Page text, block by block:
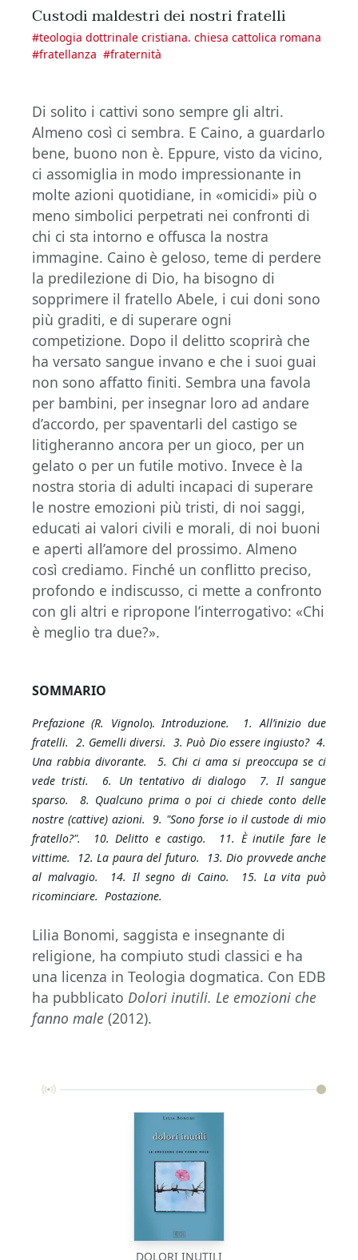
Custodi maldestri dei nostri fratelli
#teologia dottrinale cristiana. chiesa cattolica romana
#fratellanza #fraternità
Di solito i cattivi sono sempre gli altri.
Almeno così ci sembra. E Caino, a guardarlo
bene, buono non è. Eppure, visto da vicino,
ci assomiglia in modo impressionante in
molte azioni quotidiane, in «omicidi» più o
meno simbolici perpetrati nei confronti di
chi ci sta intorno e offusca la nostra
immagine. Caino è geloso, teme di perdere
la predilezione di Dio, ha bisogno di
sopprimere il fratello Abele, i cui doni sono
più graditi, e di superare ogni
competizione. Dopo il delitto scoprirà che
ha versato sangue invano e che i suoi guai
non sono affatto finiti. Sembra una favola
per bambini, per insegnar loro ad andare
d’accordo, per spaventarli del castigo se
litigheranno ancora per un gioco, per un
gelato o per un futile motivo. Invece è la
nostra storia di adulti incapaci di superare
le nostre emozioni più tristi, di noi saggi,
educati ai valori civili e morali, di noi buoni
e aperti all’amore del prossimo. Almeno
così crediamo. Finché un conflitto preciso,
profondo e indiscusso, ci mette a confronto
con gli altri e ripropone l’interrogativo: «Chi
è meglio tra due?».
SOMMARIO
Prefazione (R. Vignolo).Introduzione. 1. All’inizio due
fratelli. 2. Gemelli diversi. 3. Può Dio essere ingiusto? 4.
Una rabbia divorante. 5. Chi ci ama si preoccupa se ci
vede tristi. 6. Un tentativo di dialogo 7. Il sangue
sparso. 8. Qualcuno prima o poi ci chiede conto delle
nostre (cattive) azioni. 9. "Sono forse io il custode di mio
fratello?". 10. Delitto e castigo. 11. È inutile fare le
vittime. 12. La paura del futuro. 13. Dio provvede anche
al malvagio. 14. Il segno di Caino. 15. La vita può
ricominciare. Postazione.
Lilia Bonomi, saggista e insegnante di
religione, ha compiuto studi classici e ha
una licenza in Teologia dogmatica. Con EDB
ha pubblicato Dolori inutili. Le emozioni che
fanno male (2012).
DOLORI INUTILI